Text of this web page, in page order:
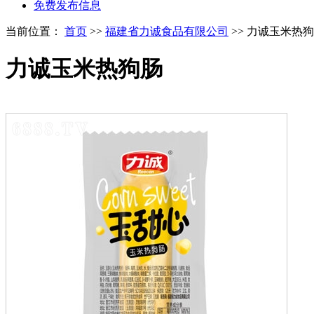
免费发布信息
当前位置： 首页 >> 福建省力诚食品有限公司 >> 力诚玉米热
力诚玉米热狗肠